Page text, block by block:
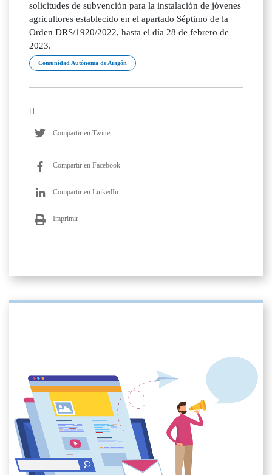
solicitudes de subvención para la instalación de jóvenes
agricultores establecido en el apartado Séptimo de la
Orden DRS/1920/2022, hasta el día 28 de febrero de
2023.
Comunidad Autónoma de Aragón
Compartir en Twitter
Compartir en Facebook
Compartir en LinkedIn
Imprimir